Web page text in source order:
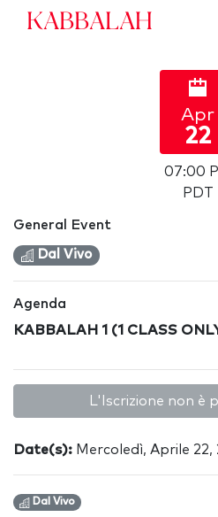
Kabbalah
Apr
22
07:00
PDT
General Event
Dal Vivo
Agenda
KABBALAH 1 (1 CLASS
L'Iscrizione non è
Date(s): Mercoledì, Aprile 22,
Dal Vivo